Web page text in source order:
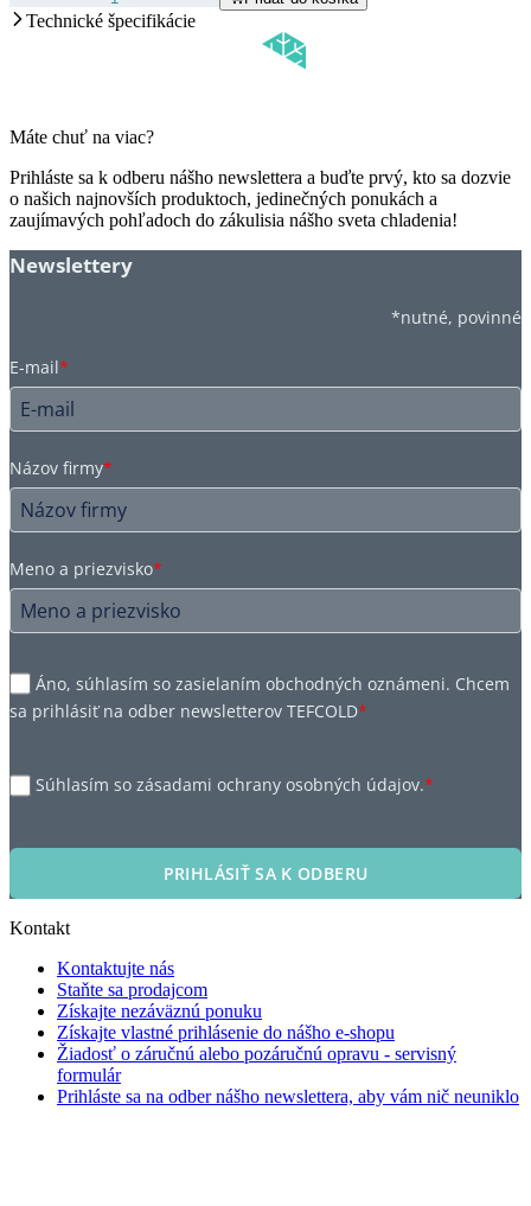
Technické špecifikácie
Máte chuť na viac?
Prihláste sa k odberu nášho newslettera a buďte prvý, kto sa dozvie
o našich najnovších produktoch, jedinečných ponukách a
zaujímavých pohľadoch do zákulisia nášho sveta chladenia!
Newslettery
*nutné, povinné
E-mail*
Názov firmy*
Meno a priezvisko*
Áno, súhlasím so zasielaním obchodných oznámeni. Chcem
sa prihlásiť na odber newsletterov TEFCOLD*
Súhlasím so zásadami ochrany osobných údajov.*
PRIHLÁSIŤ SA K ODBERU
Kontakt
Kontaktujte nás
Staňte sa prodajcom
Získajte nezáväznú ponuku
Získajte vlastné prihlásenie do nášho e-shopu
Žiadosť o záručnú alebo pozáručnú opravu - servisný
formulár
Prihláste sa na odber nášho newslettera, aby vám nič neuniklo